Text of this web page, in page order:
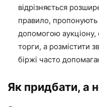
відрізняється
правило,
допомогою
торги, а розмістити
біржі часто
Як придбати, а